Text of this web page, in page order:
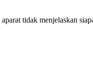
tidak menjelaskan